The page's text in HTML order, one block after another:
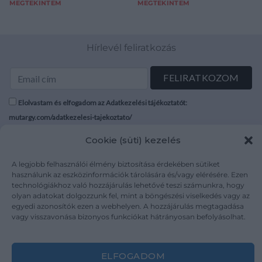
Cookie (süti) kezelés
A legjobb felhasználói élmény biztosítása érdekében sütiket
használunk az eszközinformációk tárolására és/vagy elérésére. Ezen
technológiákhoz való hozzájárulás lehetővé teszi számunkra, hogy
olyan adatokat dolgozzunk fel, mint a böngészési viselkedés vagy az
egyedi azonosítók ezen a webhelyen. A hozzájárulás megtagadása
vagy visszavonása bizonyos funkciókat hátrányosan befolyásolhat.
ELFOGADOM
MEGTEKINTEM MEGTEKINTEM
Hírlevél feliratkozás
Elolvastam és elfogadom az Adatkezelési tájékoztatót:
mutargy.com/adatkezelesi-tajekoztato/
Médiaajánlat
Karrier
Kapcsolat
Áraink
ÁSZF
Adatvédelem
Impresszum